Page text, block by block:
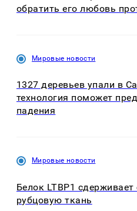
обратить его любовь
Мировые новости
1327 деревьев упали в
технология поможет
падения
Мировые новости
Белок LTBP1
рубцовую ткань